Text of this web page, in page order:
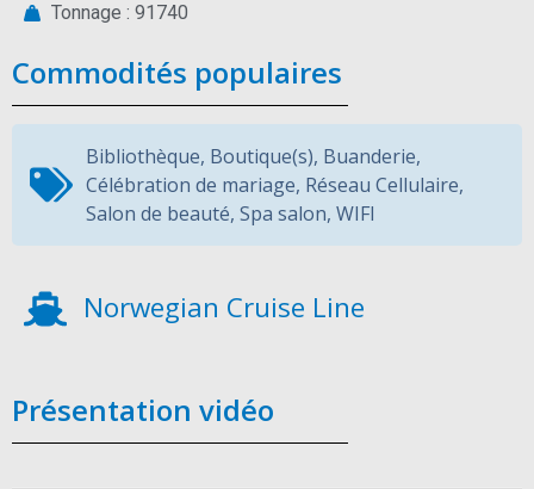
Tonnage : 91740
Commodités populaires
Bibliothèque, Boutique(s), Buanderie,
Célébration de mariage, Réseau Cellulaire,
Salon de beauté, Spa salon, WIFI
Norwegian Cruise Line
Présentation vidéo